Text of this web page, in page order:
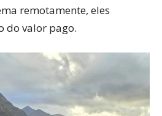
remotamente, eles
do valor pago.